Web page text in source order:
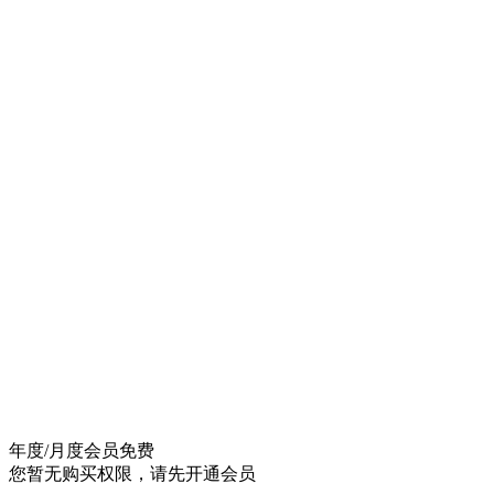
年度/月度会员免费
您暂无购买权限，请先开通会员